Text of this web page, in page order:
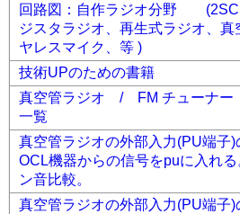
回路図：自作ラジオ分野
ジスタラジオ、再生式ラジオ、真
ヤレスマイク、等 )
技術UPのための書籍
真空管ラジオ / FM チュー
一覧
真空管ラジオの外部入力(PU端
OCL機器からの信号をpuに入れ
ン音比較。
真空管ラジオの外部入力(PU端子)